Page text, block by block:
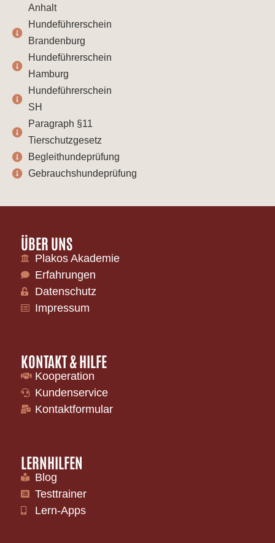
Anhalt
Hundeführerschein
Brandenburg
Hundeführerschein
Hamburg
Hundeführerschein
SH
Paragraph §11
Tierschutzgesetz
Begleithundeprüfung
Gebrauchshundeprüfung
ÜBER UNS
Plakos Akademie
Erfahrungen
Datenschutz
Impressum
KONTAKT & HILFE
Kooperation
Kundenservice
Kontaktformular
LERNHILFEN
Blog
Testtrainer
Lern-Apps